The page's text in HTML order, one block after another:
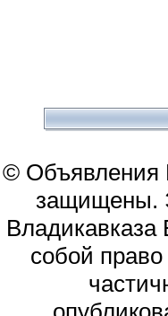
© Объявления
защищены.
Владикавказа
собой